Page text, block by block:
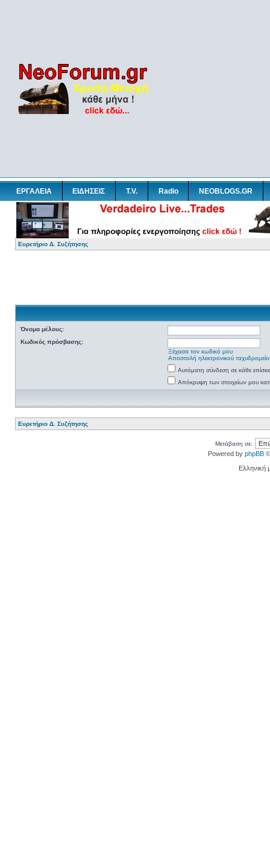
ΕΡΓΑΛΕΙΑ ΕΙΔΗΣΕΙΣ T.V. Radio NEOBLOGS.GR
Ευρετήριο Δ. Συζήτησης
Όνομα μέλους:
Κωδικός πρόσβασης:
Ξέχασα τον κωδικό μου
Αποστολή ηλεκτρονικού
Αυτόματη σύνδεση σε κάθε
Απόκρυψη των στοιχείων μου
Ευρετήριο Δ. Συζήτησης
Μετάβαση σε:
Powered by phpBB
Ελληνική